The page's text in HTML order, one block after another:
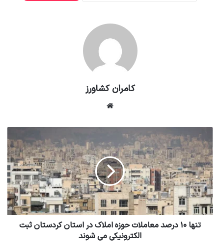
کامران کشاورز
تنها ۱۰ درصد معاملات حوزه املاک در استان کردستان ثبت
الکترونیکی می شوند